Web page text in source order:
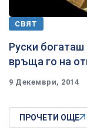
СВЯТ
​Руски
връща го на
9 Декември, 2014
ПРОЧЕТИ ОЩЕ